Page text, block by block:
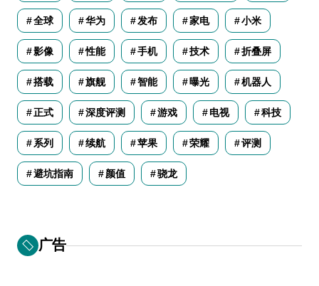
全球 华为 发布 家电 小米
影像 性能 手机 技术 折叠屏
搭载 旗舰 智能 曝光 机器人
正式 深度评测 游戏 电视 科技
系列 续航 苹果 荣耀 评测
避坑指南 颜值 骁龙
广告